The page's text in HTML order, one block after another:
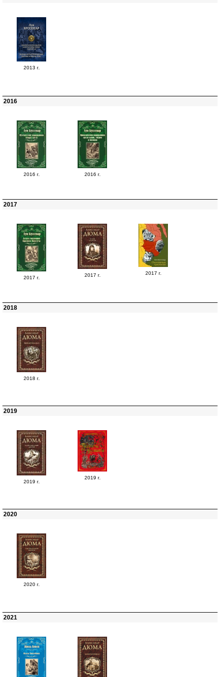
2013 г.
2016
2016 г. 2016 г.
2017
2017 г. 2017 г. 2017 г.
2018
2018 г.
2019
2019 г.
2019 г.
2020
2020 г.
2021